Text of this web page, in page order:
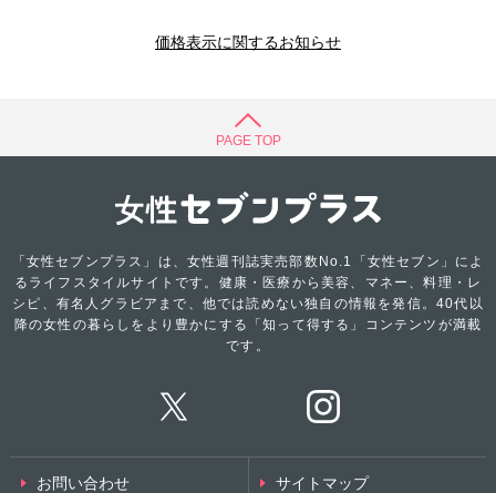
価格表示に関するお知らせ
PAGE TOP
「女性セブンプラス」は、女性週刊誌実売部数No.1「女性セブン」によ
るライフスタイルサイトです。健康・医療から美容、マネー、料理・レ
シピ、有名人グラビアまで、他では読めない独自の情報を発信。40代以
降の女性の暮らしをより豊かにする「知って得する」コンテンツが満載
です。
お問い合わせ サイトマップ